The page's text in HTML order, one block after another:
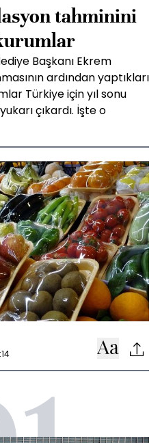
tahminini
Başkanı Ekrem
ardından yaptıkları
Türkiye için yıl sonu
çıkardı. İşte o